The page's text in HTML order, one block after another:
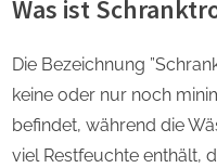
Was ist
Die Bezeichnung
keine oder nur noch
befindet, während die
viel Restfeuchte enthält,